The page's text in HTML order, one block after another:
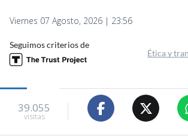
Viernes 07 Agosto, 2026 | 23:56
Seguimos criterios de
Ética y
39.055
visitas